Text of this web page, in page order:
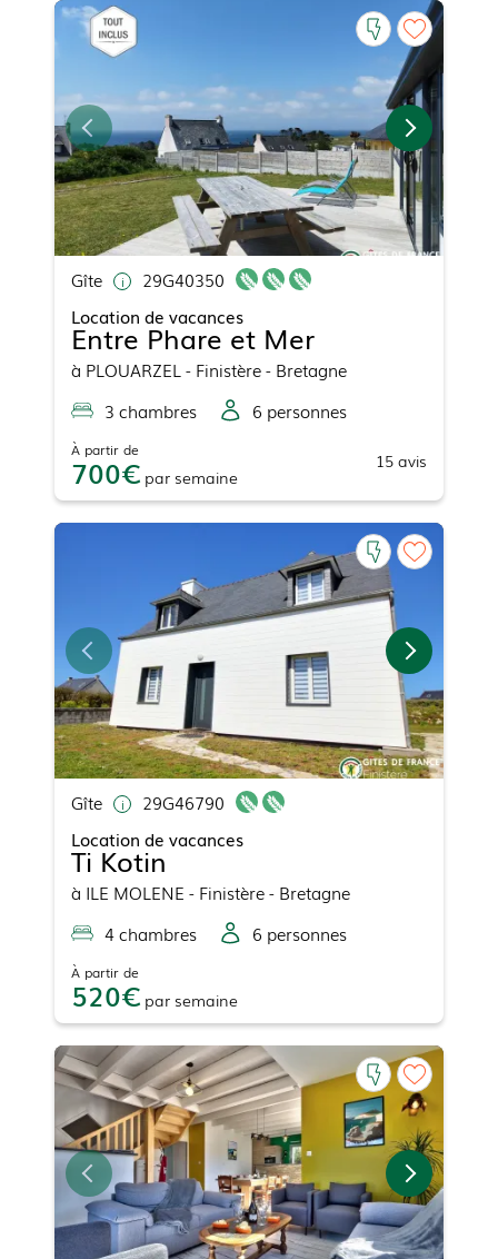
Gîte
29G40350
Location de vacances
Entre Phare et Mer
à PLOUARZEL - Finistère - Bretagne
3 chambres 6 personnes
À partir de
700 par semaine
15 avis
Gîte
29G46790
Location de vacances
Ti Kotin
à ILE MOLENE - Finistère - Bretagne
4chambres 6 personnes
À partir de
520 par semaine